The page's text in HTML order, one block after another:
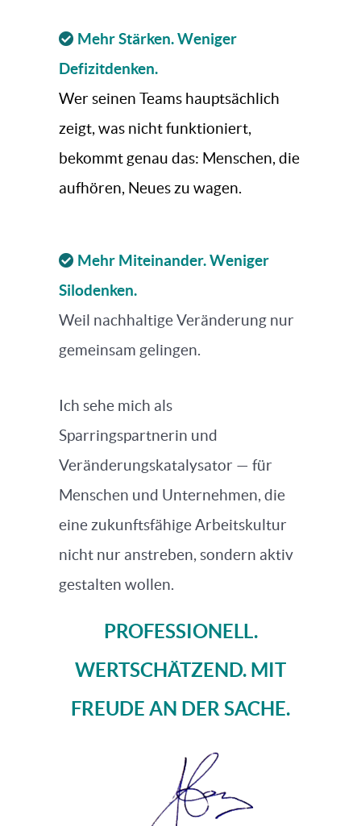
Mehr Stärken. Weniger
Defizitdenken.
Wer seinen Teams hauptsächlich
zeigt, was nicht funktioniert,
bekommt genau das: Menschen, die
aufhören, Neues zu wagen.
Mehr Miteinander. Weniger
Silodenken.
Weil nachhaltige Veränderung nur
gemeinsam gelingen.
Ich sehe mich als
Sparringspartnerin und
Veränderungskatalysator — für
Menschen und Unternehmen, die
eine zukunftsfähige Arbeitskultur
nicht nur anstreben, sondern aktiv
gestalten wollen.
PROFESSIONELL.
WERTSCHÄTZEND. MIT
FREUDE AN DER SACHE.